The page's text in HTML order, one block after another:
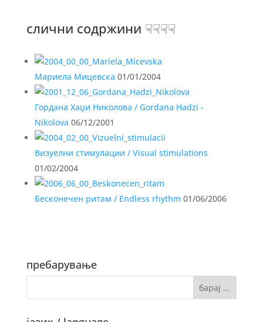
слични содржини ☟☟☟☟
Мариела Мицевска 01/01/2004
Гордана Хаџи Николова / Gordana Hadzi -
Nikolova 06/12/2001
Визуелни стимулации / Visual stimulations
01/02/2004
Бесконечен ритам / Endless rhythm 01/06/2006
пребарување